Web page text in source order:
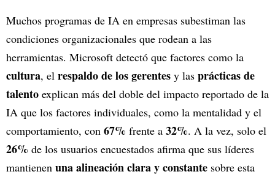
Muchos programas de IA en empresas subestiman las
condiciones organizacionales que rodean a las
herramientas. Microsoft detectó que factores como la
cultura, el respaldo de los gerentes y las prácticas de
talento explican más del doble del impacto reportado de la
IA que los factores individuales, como la mentalidad y el
comportamiento, con 67% frente a 32%. A la vez, solo el
26% de los usuarios encuestados afirma que sus líderes
mantienen una alineación clara y constante sobre esta